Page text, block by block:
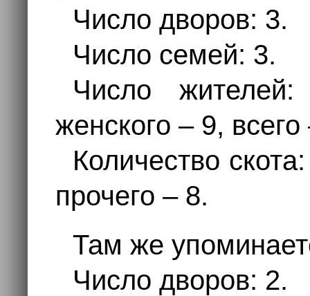
Число дворов: 3.
Число семей: 3.
Число
женского – 9,
Количество
прочего – 8.
Там же
Число дворов: 2.